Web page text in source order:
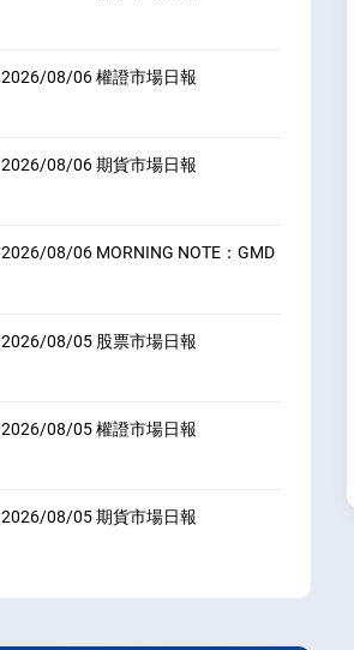
2026/08/06 權證市場日報
2026/08/06 期貨市場日報
2026/08/06 MORNING NOTE：GMD
2026/08/05 股票市場日報
2026/08/05 權證市場日報
2026/08/05 期貨市場日報